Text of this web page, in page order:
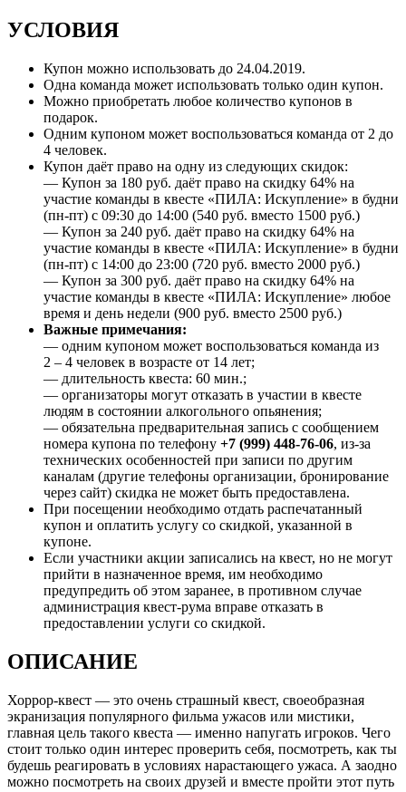
УСЛОВИЯ
Купон можно использовать до 24.04.2019.
Одна команда может использовать только один купон.
Можно приобретать любое количество купонов в
подарок.
Одним купоном может воспользоваться команда от 2 до
4 человек.
Купон даёт право на одну из следующих скидок:
— Купон за 180 руб. даёт право на скидку 64% на
участие команды в квесте «ПИЛА: Искупление» в будни
(пн-пт) с 09:30 до 14:00 (540 руб. вместо 1500 руб.)
— Купон за 240 руб. даёт право на скидку 64% на
участие команды в квесте «ПИЛА: Искупление» в будни
(пн-пт) с 14:00 до 23:00 (720 руб. вместо 2000 руб.)
— Купон за 300 руб. даёт право на скидку 64% на
участие команды в квесте «ПИЛА: Искупление» любое
время и день недели (900 руб. вместо 2500 руб.)
Важные примечания:
— одним купоном может воспользоваться команда из
2 – 4 человек в возрасте от 14 лет;
— длительность квеста: 60 мин.;
— организаторы могут отказать в участии в квесте
людям в состоянии алкогольного опьянения;
— обязательна предварительная запись с сообщением
номера купона по телефону +7 (999) 448-76-06, из-за
технических особенностей при записи по другим
каналам (другие телефоны организации, бронирование
через сайт) скидка не может быть предоставлена.
При посещении необходимо отдать распечатанный
купон и оплатить услугу со скидкой, указанной в
купоне.
Если участники акции записались на квест, но не могут
прийти в назначенное время, им необходимо
предупредить об этом заранее, в противном случае
администрация квест-рума вправе отказать в
предоставлении услуги со скидкой.
ОПИСАНИЕ
Хоррор-квест — это очень страшный квест, своеобразная
экранизация популярного фильма ужасов или мистики,
главная цель такого квеста — именно напугать игроков. Чего
стоит только один интерес проверить себя, посмотреть, как ты
будешь реагировать в условиях нарастающего ужаса. А заодно
можно посмотреть на своих друзей и вместе пройти этот путь